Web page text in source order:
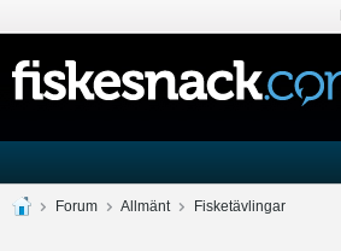
Forum Allmänt Fisketävlingar